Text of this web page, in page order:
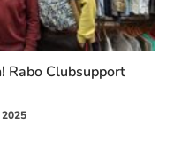
Rabo Clubsupport